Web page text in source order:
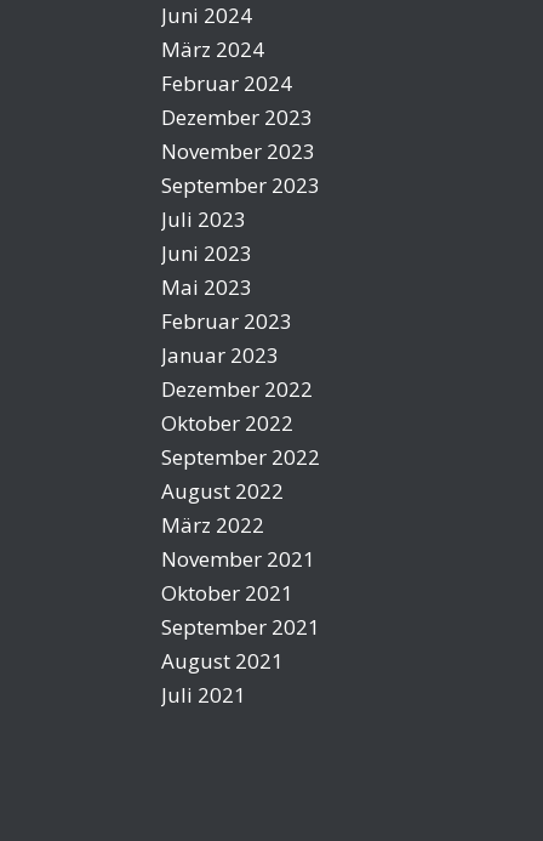
Juni 2024
März 2024
Februar 2024
Dezember 2023
November 2023
September 2023
Juli 2023
Juni 2023
Mai 2023
Februar 2023
Januar 2023
Dezember 2022
Oktober 2022
September 2022
August 2022
März 2022
November 2021
Oktober 2021
September 2021
August 2021
Juli 2021